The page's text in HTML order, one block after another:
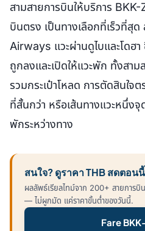
สามสายการบินให้บริการ
บินตรง เป็นทางเลือกที่เร็วที่สุ
Airways แวะผ่านดูไบและโดฮา
ถูกลงและเปิดให้แวะพัก ทั้งสาม
รวมกระเป๋าโหลด การตัดสินใจ
ที่สั้นกว่า หรือเส้นทางแวะหนึ่งจุ
พักระหว่างทาง
สนใจ? ดูราคา THB สดตอน
ผลลัพธ์เรียลไทม์จาก 200+ สายการบิ
— ไม่ผูกมัด แค่ราคาขั้นต่ำของวันนี้.
Fare